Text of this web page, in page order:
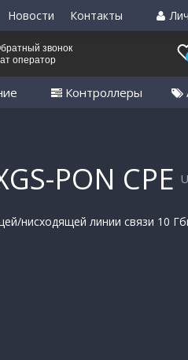
Новости Контакты
звонок
оператор
Контроллеры
PON CPE
нисходящей линии связи 10